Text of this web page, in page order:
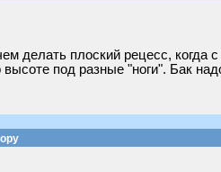
делать плоский рецесс,
под разные "ноги". Бак